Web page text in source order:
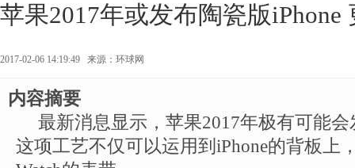
苹果2017年或发布陶瓷版iPhone
2017-02-06 14:19:49 来源： 环球网
内容摘要
最新消息显示，苹果2017年极有可能会
这项工艺不仅可以运用到iPhone的背板上